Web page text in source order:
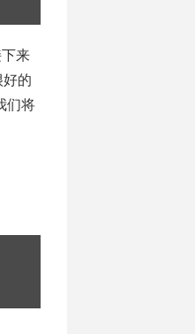
来
的
们将